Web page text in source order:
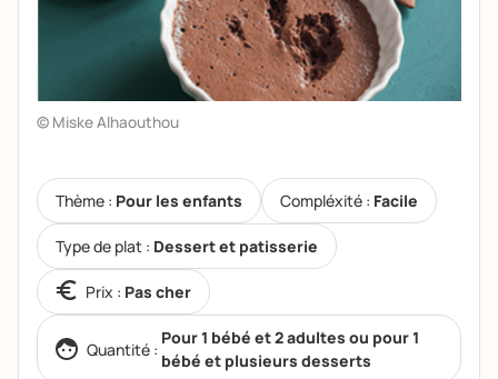
© Miske Alhaouthou
Thème : Pour les enfants Compléxité : Facile
Type de plat : Dessert et patisserie
Prix : Pas cher
Quantité :
Pour 1 bébé et 2 adultes ou pour 1
bébé et plusieurs desserts